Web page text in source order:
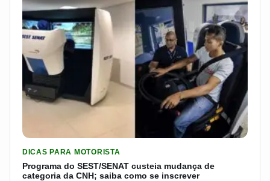
DICAS PARA MOTORISTA
Programa do SEST/SENAT custeia mudança de
categoria da CNH; saiba como se inscrever